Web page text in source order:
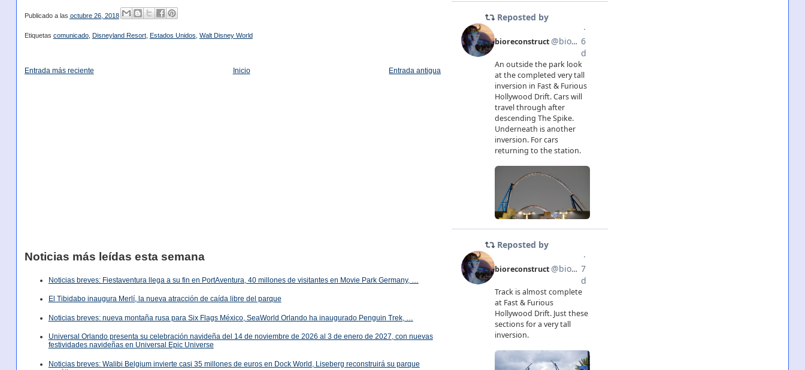
Publicado a las octubre 26, 2018
Etiquetas comunicado, Disneyland Resort, Estados Unidos Walt Disney World
Entrada más reciente Entrada antigua
Inicio
Noticias más leídas esta semana
Noticias breves: Fiestaventura llega a su fin en PortAventura, 40 millones de visitantes en Movie Park Germany, …
El Tibidabo inaugura Merlí, la nueva atracción de caída libre del parque
Noticias breves: nueva montaña rusa para Six Flags México, SeaWorld Orlando ha inaugurado Penguin Trek, …
Universal Orlando presenta su celebración navideña del 14 de noviembre de 2026 al 3 de enero de 2027, con nuevas
festividades navideñas en Universal Epic Universe
Noticias breves: Walibi Belgium invierte casi 35 millones de euros en Dock World, Liseberg reconstruirá su parque